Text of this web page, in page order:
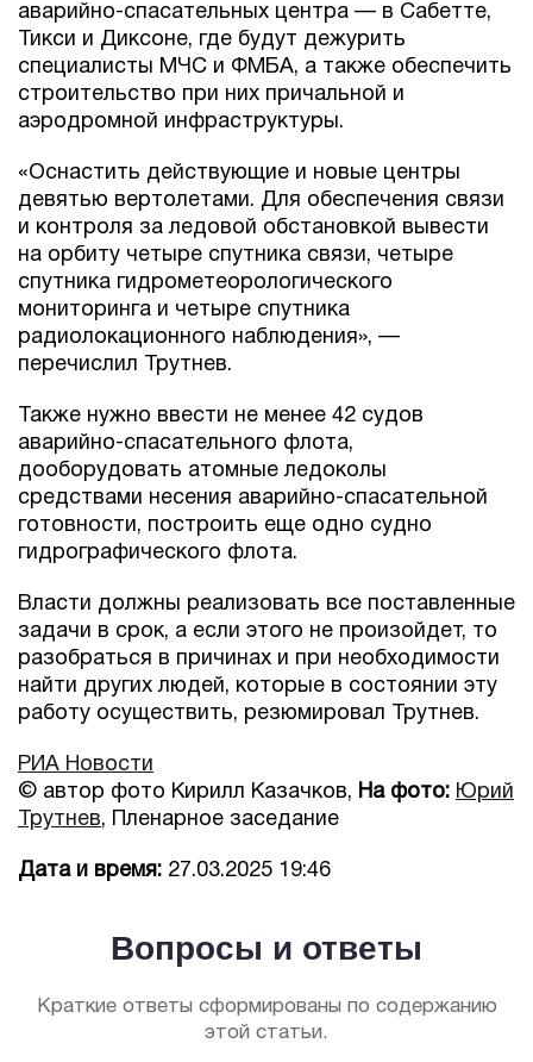
аварийно-спасательных центра — в Сабетте,
Тикси и Диксоне, где будут дежурить
специалисты МЧС и ФМБА, а также обеспечить
строительство при них причальной и
аэродромной инфраструктуры.
«Оснастить действующие и новые центры
девятью вертолетами. Для обеспечения связи
и контроля за ледовой обстановкой вывести
на орбиту четыре спутника связи, четыре
спутника гидрометеорологического
мониторинга и четыре спутника
радиолокационного наблюдения», —
перечислил Трутнев.
Также нужно ввести не менее 42 судов
аварийно-спасательного флота,
дооборудовать атомные ледоколы
средствами несения аварийно-спасательной
готовности, построить еще одно судно
гидрографического флота.
Власти должны реализовать все поставленные
задачи в срок, а если этого не произойдет, то
разобраться в причинах и при необходимости
найти других людей, которые в состоянии эту
работу осуществить, резюмировал Трутнев.
РИА Новости
© автор фото Кирилл Казачков, На фото: Юрий
Трутнев, Пленарное заседание
Дата и время: 27.03.2025 19:46
Вопросы и ответы
Краткие ответы сформированы по содержанию
этой статьи.